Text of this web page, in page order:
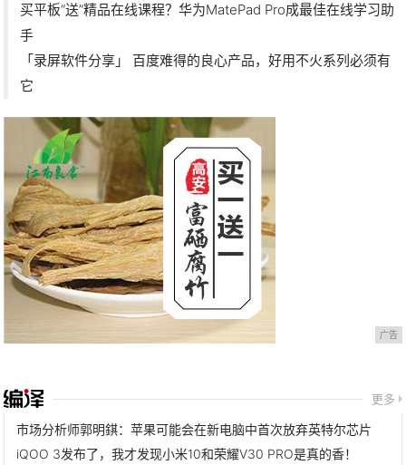
买平板“送”精品在线课程？华为MatePad Pro成最佳在线学习助
手
「录屏软件分享」 百度难得的良心产品，好用不火系列必须有
它
广告
更多
市场分析师郭明錤：苹果可能会在新电脑中首次放弃英特尔芯片
iQOO 3发布了，我才发现小米10和荣耀V30 PRO是真的香！